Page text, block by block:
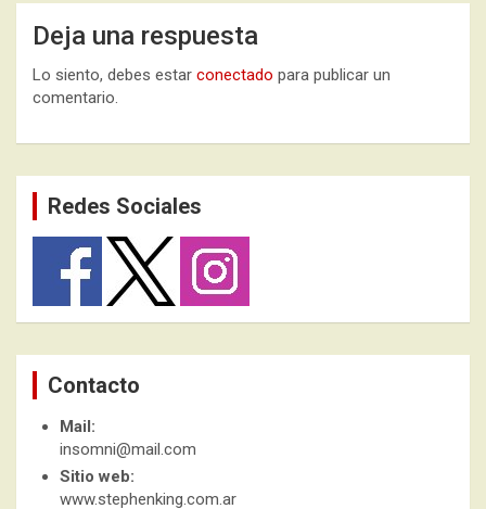
Deja una respuesta
Lo siento, debes estar conectado para publicar un
comentario.
Redes Sociales
Contacto
Mail:
insomni@mail.com
Sitio web:
www.stephenking.com.ar